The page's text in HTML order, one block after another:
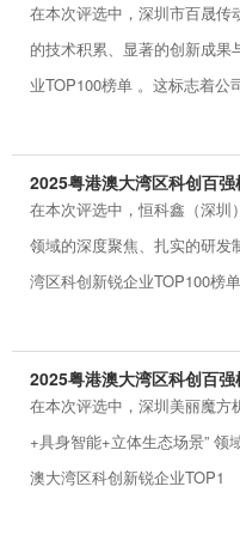
在本次评选中，深圳市百晟
的技术积累、显著的创新成
业TOP100榜单 。这标志着公
2025粤港澳大湾区科创百
在本次评选中，恒科鑫（深
领域的深度聚焦、扎实的研发
湾区科创新锐企业TOP100榜单
2025粤港澳大湾区科创百
在本次评选中，深圳美丽魔方
+具身智能+立体生态场景” 领
澳大湾区科创新锐企业TOP1